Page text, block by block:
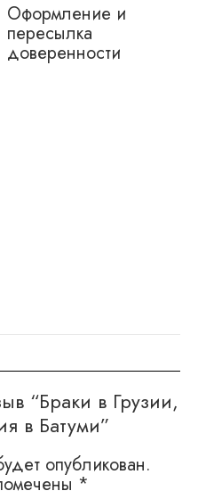
Оформление и
пересылка
доверенности
“Браки в Грузии,
в Батуми”
опубликован.
*